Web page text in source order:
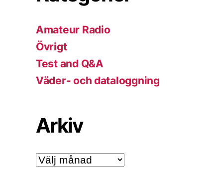
Amateur Radio
Övrigt
Test and Q&A
Väder- och dataloggning
Arkiv
Arkiv